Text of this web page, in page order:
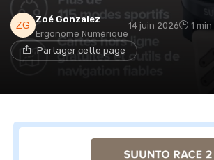
Zoé Gonzalez
Ergonome Numérique
14 juin 2026 1
Partager cette page